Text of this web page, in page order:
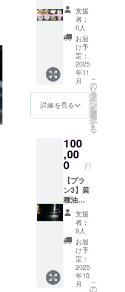
（80g）
■感謝の
気持ち
を込め
て、お
礼の
メッ
セージ
をお送
りしま
搾油施
設付近
ウド
ファン
ディン
グ感謝
掲示板
にお名
前掲載
（希望
者の
み、匿
名可）
・掲載
期間：
事業が
存続す
る限り
ス、100
万円
コース
とで同
じリ
ターン
内容に
なりま
す。 ■
ベルの
菜種油
２本 ■
感謝の
気持ち
を込め
て、お
礼の
メッ
セージ
をお送
りしま
す。 ■
搾油施
設付近
のクラ
ウド
豆腐部
門）の
「豆幻
郷」。
発送
は、搾
油施設
稼働後
の2025
年秋以
降の予
で、お
受け取
りの日
程を
メール
で相談
させて
いただ
きま
す。 ※
原材料
及び添
加物等
の食品
表示は
お届け
設稼働
後の
2025年
秋の予
定にな
りま
す。 ※
原材料
及び添
加物等
の食品
ラベル
に表記
されま
す。 商
品開封
前には
必ずお
届けの
リター
ンに貼
付され
たラベ
ルや注
意書き
をご確
認くだ
き、限
定40
セット
追
加 ！
！！
【プラ
ン４】
とうふ
屋おは
らのお
楽しみ
揚げ
腐セッ
ト 5万
円コー
ス 搾油
施設稼
働後の
菜種油
を使用
した
「厚揚
げ」、
「生揚
げ」、
2024年
度東北
豆腐品
支援
者：
0人
お届
け予
定：
2025
年11
月
詳細を見る
こ
の
リ
タ
ー
ン
を
選
択
す
る
100
,00
0 円
【プラ
ン3】菜
種油２
合瓶
（330g)
10万
円コー
ス 出来
上がっ
た菜種
油を２
合瓶に
支援
者：
9人
お届
け予
定：
2025
年10
月
こ
の